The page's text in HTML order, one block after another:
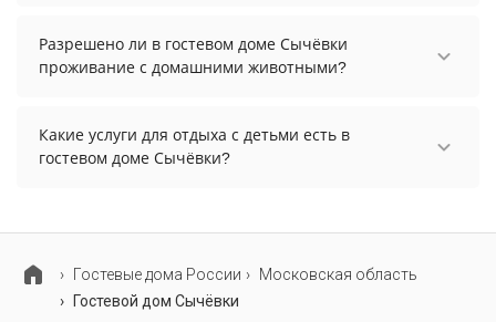
уточните информацию перед бронированием у
менеджера, возможно, услуга оплачивается
Разрешено ли в гостевом доме Сычёвки
проживание с домашними животными?
разрешено. Однако, это может оплачиваться
дополнительно.
Какие услуги для отдыха с детьми есть в
гостевом доме Сычёвки?
Гостевые дома России
Московская область
Гостевой дом Сычёвки